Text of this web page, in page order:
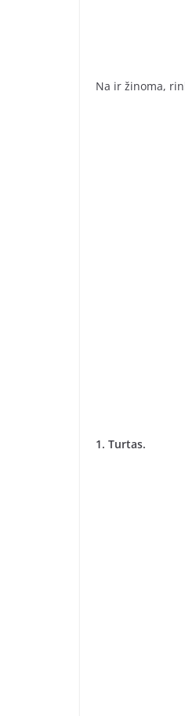
Na ir žinoma,
1. Turtas.